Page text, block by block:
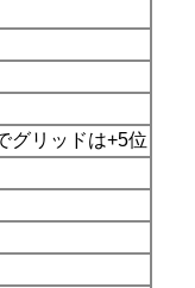
グリッドは+5位